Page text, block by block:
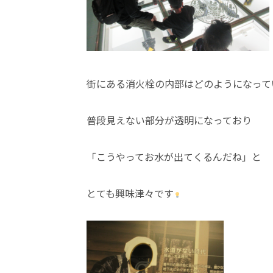
街にある消火栓の内部はどのようになっ
普段見えない部分が透明になっており
「こうやってお水が出てくるんだね」と
とても興味津々です